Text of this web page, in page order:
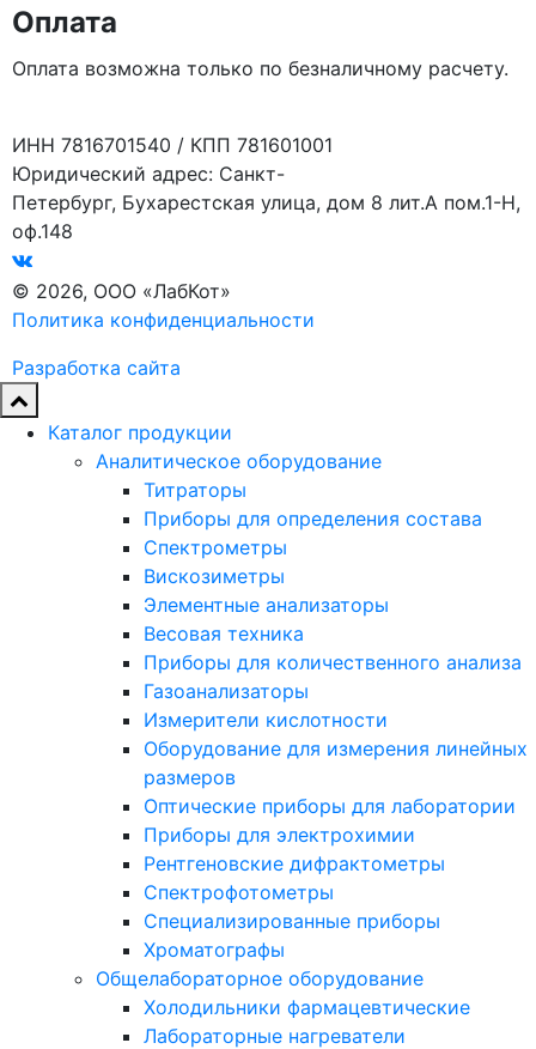
Оплата
Оплата возможна только по безналичному расчету.
ИНН 7816701540 / КПП 781601001
Юридический адрес: Санкт-
Петербург, Бухарестская улица, дом 8 лит.А пом.1-Н,
оф.148
© 2026, ООО «ЛабКот»
Политика конфиденциальности
Разработка сайта
Каталог продукции
Аналитическое оборудование
Титраторы
Приборы для определения состава
Спектрометры
Вискозиметры
Элементные анализаторы
Весовая техника
Приборы для количественного анализа
Газоанализаторы
Измерители кислотности
Оборудование для измерения линейных
размеров
Оптические приборы для лаборатории
Приборы для электрохимии
Рентгеновские дифрактометры
Спектрофотометры
Специализированные приборы
Хроматографы
Общелабораторное оборудование
Холодильники фармацевтические
Лабораторные нагреватели